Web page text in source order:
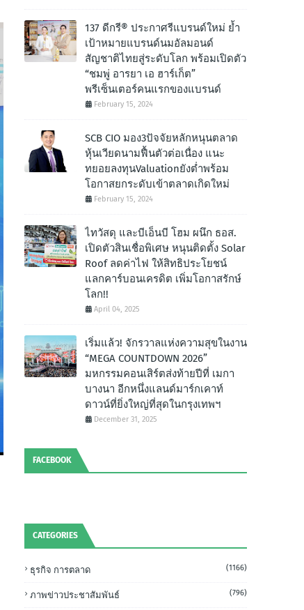
137 ดีกรี® ประกาศรีแบรนด์ใหม่ ย้ำ
เป้าหมายแบรนด์นมอัลมอนด์
สัญชาติไทยสู่ระดับโลก พร้อมเปิดตัว
“ชมพู่ อารยา เอ ฮาร์เก็ต”
พรีเซ็นเตอร์คนแรกของแบรนด์
February 15, 2024
SCB CIO มอง3ปัจจัยหลักหนุนตลาด
หุ้นเวียดนามฟื้นตัวต่อเนื่อง แนะ
ทยอยลงทุนValuationยังต่ำพร้อม
โอกาสยกระดับเข้าตลาดเกิดใหม่
February 15, 2024
ไทวัสดุ และบีเอ็นบี โฮม ผนึก ธอส.
เปิดตัวสินเชื่อพิเศษ หนุนติดตั้ง Solar
Roof ลดค่าไฟ ให้สิทธิประโยชน์
แลกคาร์บอนเครดิต เพิ่มโอกาสรักษ์
โลก!!
April 04, 2025
เริ่มแล้ว! จักรวาลแห่งความสุขในงาน
“MEGA COUNTDOWN 2026”
มหกรรมคอนเสิร์ตส่งท้ายปีที่ เมกา
บางนา อีกหนึ่งแลนด์มาร์กเคาท์
ดาวน์ที่ยิ่งใหญ่ที่สุดในกรุงเทพฯ
December 31, 2025
FACEBOOK
CATEGORIES
ธุรกิจ การตลาด (1166)
ภาพข่าวประชาสัมพันธ์ (796)